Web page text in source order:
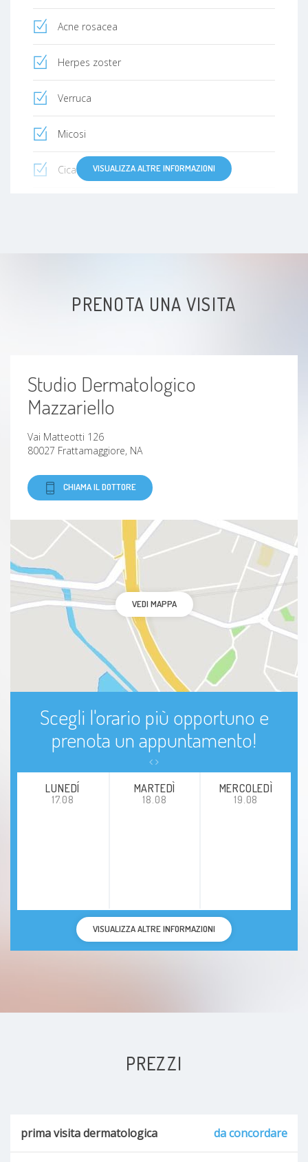
Acne rosacea
Herpes zoster
Verruca
Micosi
CicatriceVISUALIZZA ALTRE INFORMAZIONI
PRENOTA UNA VISITA
Studio Dermatologico
Mazzariello
Vai Matteotti 126
80027 Frattamaggiore, NA
CHIAMA IL DOTTORE
VEDI MAPPA
Scegli l'orario più opportuno e
prenota un appuntamento!
LUNEDÍ
17.08
MARTEDÌ
18.08
MERCOLEDÌ
19.08
VISUALIZZA ALTRE INFORMAZIONI
PREZZI
prima visita dermatologica da concordare